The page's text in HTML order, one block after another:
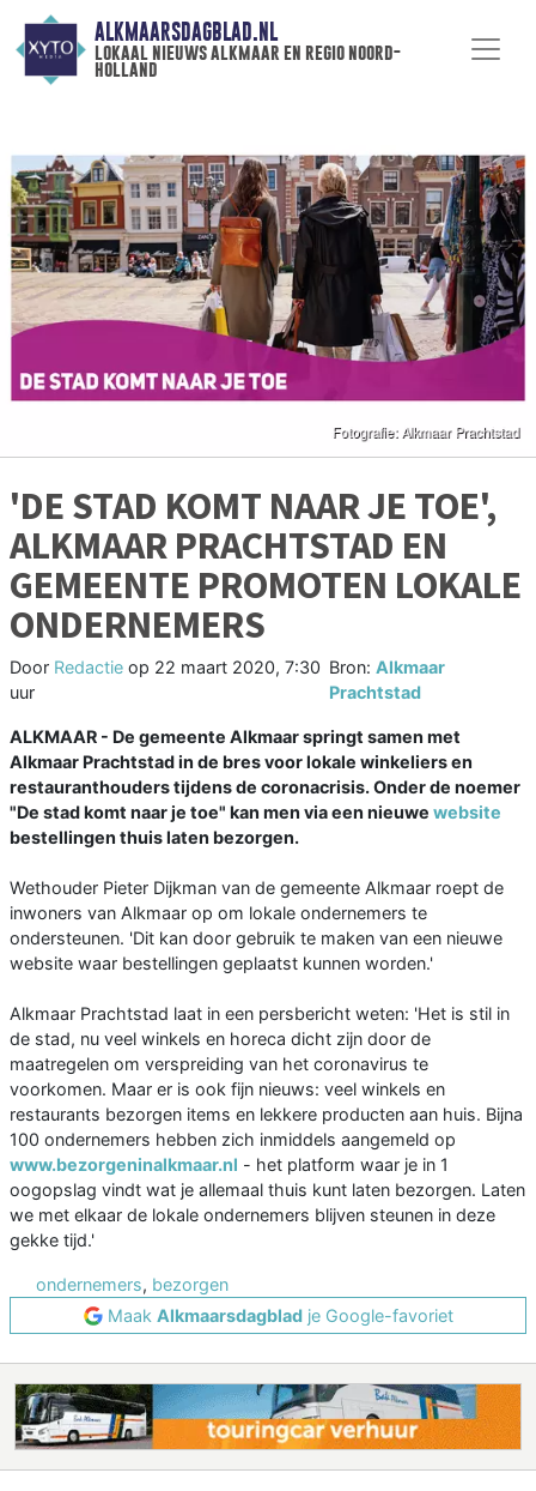
ALKMAARSDAGBLAD.NL
lokaal nieuws alkmaar en regio noord-
holland
'DE STAD KOMT NAAR JE TOE',
ALKMAAR PRACHTSTAD EN
GEMEENTE PROMOTEN LOKALE
ONDERNEMERS
Door Redactie op 22 maart 2020, 7:30
uur
Bron: Alkmaar
Prachtstad
ALKMAAR - De gemeente Alkmaar springt samen met
Alkmaar Prachtstad in de bres voor lokale winkeliers en
restauranthouders tijdens de coronacrisis. Onder de noemer
"De stad komt naar je toe" kan men via een nieuwe website
bestellingen thuis laten bezorgen.
Wethouder Pieter Dijkman van de gemeente Alkmaar roept de
inwoners van Alkmaar op om lokale ondernemers te
ondersteunen. 'Dit kan door gebruik te maken van een nieuwe
website waar bestellingen geplaatst kunnen worden.'
Alkmaar Prachtstad laat in een persbericht weten: 'Het is stil in
de stad, nu veel winkels en horeca dicht zijn door de
maatregelen om verspreiding van het coronavirus te
voorkomen. Maar er is ook fijn nieuws: veel winkels en
restaurants bezorgen items en lekkere producten aan huis. Bijna
100 ondernemers hebben zich inmiddels aangemeld op
www.bezorgeninalkmaar.nl - het platform waar je in 1
oogopslag vindt wat je allemaal thuis kunt laten bezorgen. Laten
we met elkaar de lokale ondernemers blijven steunen in deze
gekke tijd.'
ondernemers, bezorgen
Maak Alkmaarsdagbladje Google-favoriet